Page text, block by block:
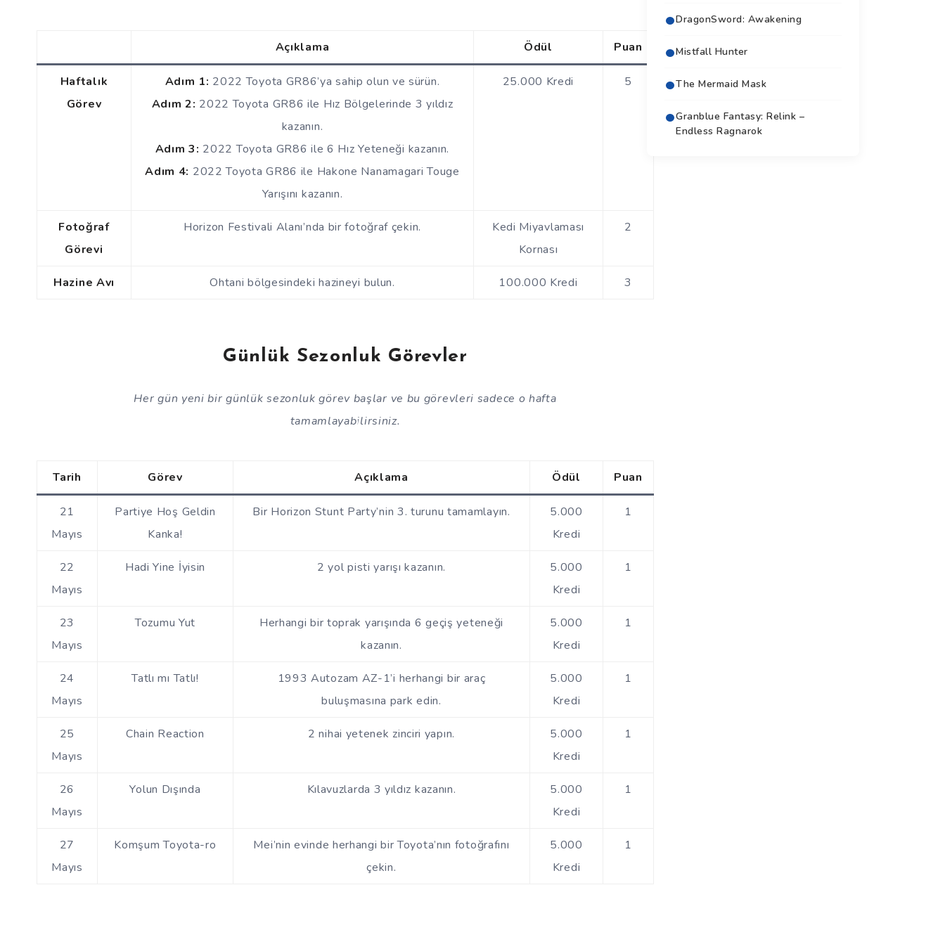
Açıklama Ödül Puan
Haftalık
Görev
Adım 1: 2022 Toyota GR86’ya sahip olun ve sürün.
Adım 2: 2022 Toyota GR86 ile Hız Bölgelerinde 3 yıldız
kazanın.
Adım 3: 2022 Toyota GR86 ile 6 Hız Yeteneği kazanın.
Adım 4: 2022 Toyota GR86 ile Hakone Nanamagari Touge
Yarışını kazanın.
25.000 Kredi 5
Fotoğraf
Görevi
Horizon Festivali Alanı’nda bir fotoğraf çekin.
Kedi Miyavlaması
Kornası
2
Hazine Avı Ohtani bölgesindeki hazineyi bulun. 100.000 Kredi 3
Günlük Sezonluk Görevler
Her gün yeni bir günlük sezonluk görev başlar ve bu görevleri sadece o hafta
tamamlayabilirsiniz.
Tarih Görev Açıklama Ödül Puan
21
Mayıs
Partiye Hoş Geldin
Kanka!
Bir Horizon Stunt Party’nin 3. turunu tamamlayın.
5.000
Kredi
1
22
Mayıs
Hadi Yine İyisin 2 yol pisti yarışı kazanın.
5.000
Kredi
1
23
Mayıs
Tozumu Yut
Herhangi bir toprak yarışında 6 geçiş yeteneği
kazanın.
5.000
Kredi
1
24
Mayıs
Tatlı mı Tatlı!
1993 Autozam AZ-1’i herhangi bir araç
buluşmasına park edin.
5.000
Kredi
1
25
Mayıs
Chain Reaction 2 nihai yetenek zinciri yapın.
5.000
Kredi
1
26
Mayıs
Yolun Dışında Kılavuzlarda 3 yıldız kazanın.
5.000
Kredi
1
27
Mayıs
Komşum Toyota-ro
Mei’nin evinde herhangi bir Toyota’nın fotoğrafını
çekin.
5.000
Kredi
1
DragonSword: Awakening
Mistfall Hunter
The Mermaid Mask
Granblue Fantasy: Relink –
Endless Ragnarok